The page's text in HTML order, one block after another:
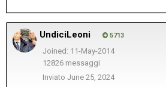
UndiciLeoni 5713
Joined: 11-May-2014
12826 messaggi
Inviato June 25, 2024